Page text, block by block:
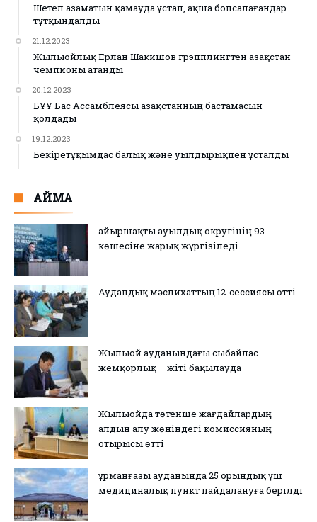
Шетел азаматын қамауда ұстап, ақша бопсалағандар
тұтқындалды
21.12.2023
Жылыойлық Ерлан Шакишов грэпплингтен Қазақстан
чемпионы атанды
20.12.2023
БҰҰ Бас Ассамблеясы Қазақстанның бастамасын
қолдады
19.12.2023
Бекіретұқымдас балық және уылдырықпен ұсталды
АЙМАҚ
Қайыршақты ауылдық округінің 93
көшесіне жарық жүргізіледі
Аудандық мәслихаттың 12-сессиясы өтті
Жылыой ауданындағы сыбайлас
жемқорлық – жіті бақылауда
Жылыойда төтенше жағдайлардың
алдын алу жөніндегі комиссияның
отырысы өтті
Құрманғазы ауданында 25 орындық үш
медициналық пункт пайдалануға берілді